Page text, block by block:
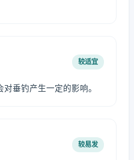
较适宜
垂钓产生一定的影响。
较易发